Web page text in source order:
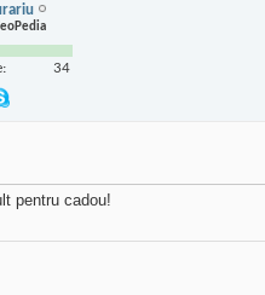
34
pentru cadou!